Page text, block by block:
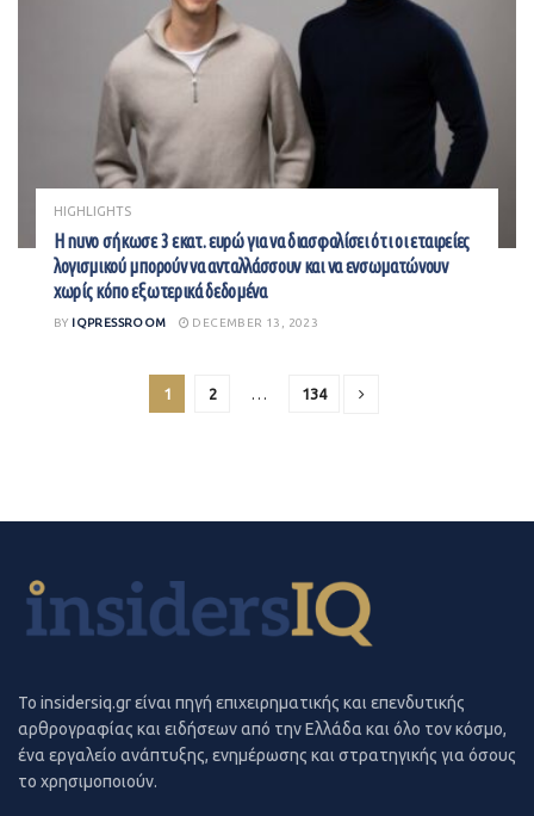
HIGHLIGHTS
Η nuvo σήκωσε 3 εκατ. ευρώ για να διασφαλίσει ότι οι εταιρείες
λογισμικού μπορούν να ανταλλάσσουν και να ενσωματώνουν
χωρίς κόπο εξωτερικά δεδομένα
BY IQPRESSROOM DECEMBER 13, 2023
1 2 134
To insidersiq.gr είναι πηγή επιχειρηματικής και επενδυτικής
αρθρογραφίας και ειδήσεων από την Ελλάδα και όλο τον κόσμο,
ένα εργαλείο ανάπτυξης, ενημέρωσης και στρατηγικής για όσους
το χρησιμοποιούν.